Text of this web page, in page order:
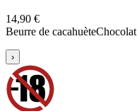
14,90 €
Beurre de cacahuèteChocolat
›